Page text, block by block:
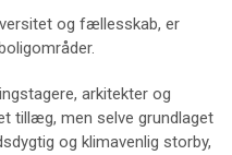
og fællesskab, er
arkitekter og
tillæg, men selve grundlaget
og klimavenlig storby,